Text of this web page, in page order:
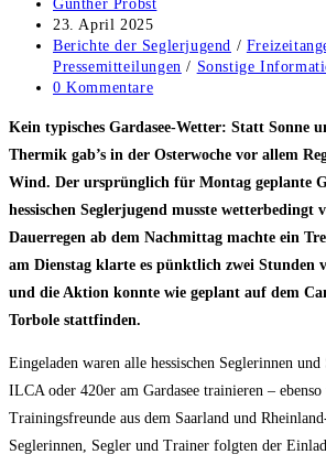
Autor:
Günther Probst
Beitrag
veröffentlicht:
23. April 2025
Beitrags-
Kategorie:
Berichte der Seglerjugend /
Pressemitteilungen / Sonstige
Beitrags-
0 Kommentare
Kein typisches Gardasee-Wetter: Statt Sonne
Thermik gab’s in der Osterwoche vor allem
Wind. Der ursprünglich für Montag geplante
hessischen Seglerjugend musste wetterbedingt
Dauerregen ab dem Nachmittag machte ein
am Dienstag klarte es pünktlich zwei Stunden
und die Aktion konnte wie geplant auf dem
Torbole stattfinden.
Eingeladen waren alle hessischen Seglerinnen
ILCA oder 420er am Gardasee trainieren – ebenso
Trainingsfreunde aus dem Saarland und
Seglerinnen, Segler und Trainer folgten der